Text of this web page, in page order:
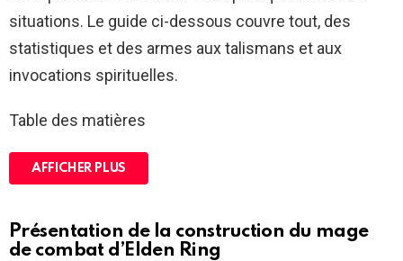
situations. Le guide ci-dessous couvre tout, des
statistiques et des armes aux talismans et aux
invocations spirituelles.
Table des matières
AFFICHER PLUS
Présentation de la construction du mage
de combat d’Elden Ring